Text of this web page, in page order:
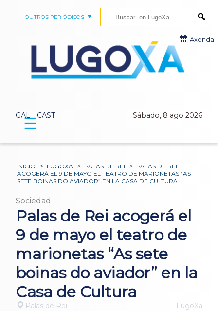
GAL CAST Sábado, 8 ago 2026
OUTROS PERIÓDICOS
Axenda
☰
INICIO > LUGOXA > PALAS DE REI > PALAS DE REI
ACOGERÁ EL 9 DE MAYO EL TEATRO DE MARIONETAS “AS
SETE BOINAS DO AVIADOR” EN LA CASA DE CULTURA
Sociedad
Palas de Rei acogerá el
9 de mayo el teatro de
marionetas “As sete
boinas do aviador” en la
Casa de Cultura
Palas de Rei LugoXa